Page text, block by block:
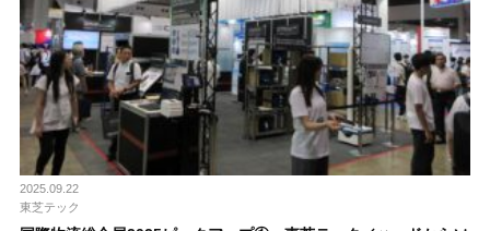
2025.09.22
東芝テック